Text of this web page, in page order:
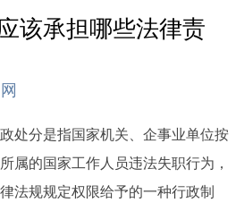
该承担哪些法律责
处分是指国家机关、企事业单位按
属的国家工作人员违法失职行为，
法规规定权限给予的一种行政制